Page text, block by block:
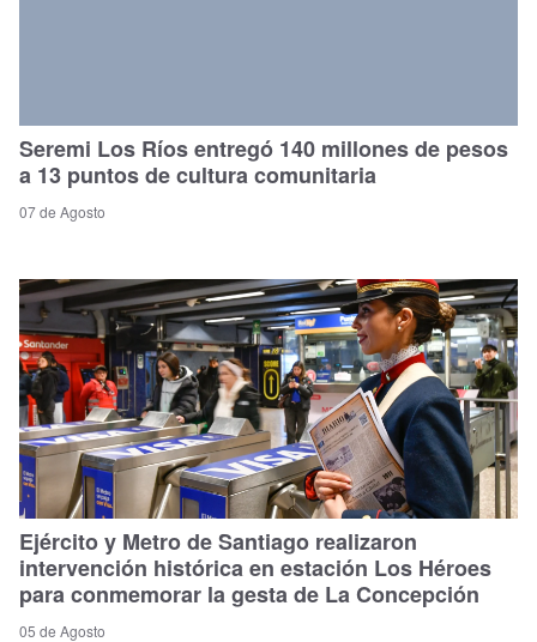
Seremi Los Ríos entregó 140 millones de pesos
a 13 puntos de cultura comunitaria
07 de Agosto
Ejército y Metro de Santiago realizaron
intervención histórica en estación Los Héroes
para conmemorar la gesta de La Concepción
05 de Agosto